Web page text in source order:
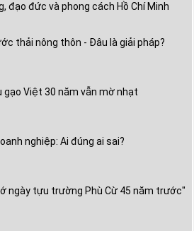
đạo đức và phong cách Hồ Chí Minh
thải nông thôn - Đâu là giải pháp?
gạo Việt 30 năm vẫn mờ nhạt
nghiệp: Ai đúng ai sai?
ngày tựu trường Phù Cừ 45 năm trước"